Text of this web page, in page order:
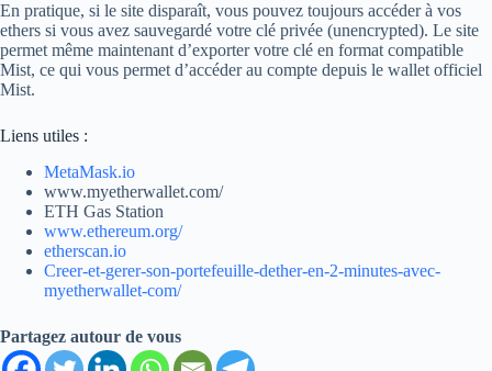
En pratique, si le site disparaît, vous pouvez toujours accéder à vos
ethers si vous avez sauvegardé votre clé privée (unencrypted). Le site
permet même maintenant d’exporter votre clé en format compatible
Mist, ce qui vous permet d’accéder au compte depuis le wallet officiel
Mist.
Liens utiles :
MetaMask.io
www.myetherwallet.com/
ETH Gas Station
www.ethereum.org/
etherscan.io
Creer-et-gerer-son-portefeuille-dether-en-2-minutes-avec-
myetherwallet-com/
Partagez autour de vous